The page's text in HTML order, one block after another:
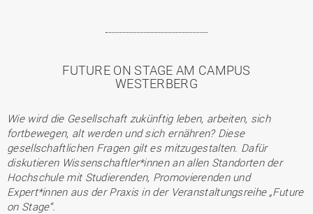
FUTURE ON STAGE AM CAMPUS
WESTERBERG
Wie wird die Gesellschaft zukünftig leben, arbeiten, sich
fortbewegen, alt werden und sich ernähren? Diese
gesellschaftlichen Fragen gilt es mitzugestalten. Dafür
diskutieren Wissenschaftler*innen an allen Standorten der
Hochschule mit Studierenden, Promovierenden und
Expert*innen aus der Praxis in der Veranstaltungsreihe „Future
on Stage“.